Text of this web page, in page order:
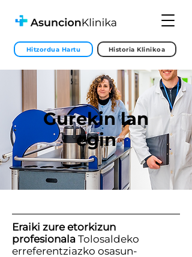
Hitzordua Hartu Historia Klinikoa
Gurekin lan
egin
Eraiki zure etorkizun
profesionala Tolosaldeko
erreferentziazko osasun-